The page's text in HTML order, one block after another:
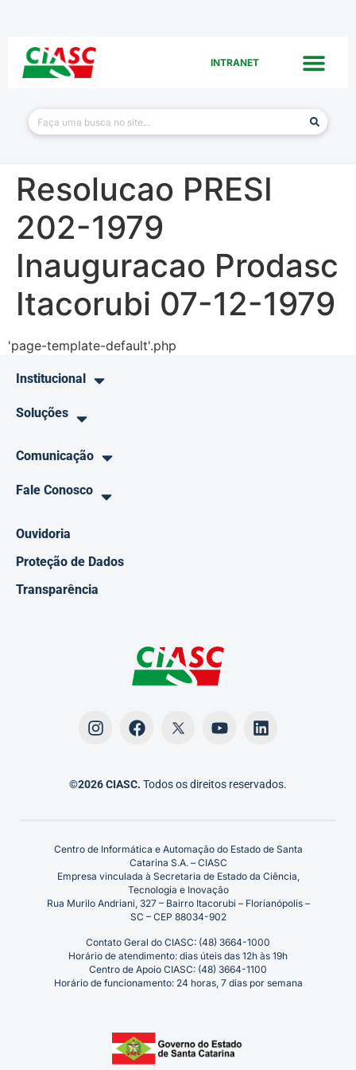
INTRANET
Resolucao PRESI
202-1979
Inauguracao Prodasc
Itacorubi 07-12-1979
'page-template-default'.php
Institucional
Soluções
Comunicação
Fale Conosco
Ouvidoria
Proteção de Dados
Transparência
©2026 CIASC. Todos os direitos reservados.
Centro de Informática e Automação do Estado de Santa
Catarina S.A. – CIASC
Empresa vinculada à Secretaria de Estado da Ciência,
Tecnologia e Inovação
Rua Murilo Andriani, 327 – Bairro Itacorubi – Florianópolis –
SC – CEP 88034-902
Contato Geral do CIASC: (48) 3664-1000
Horário de atendimento: dias úteis das 12h às 19h
Centro de Apoio CIASC: (48) 3664-1100
Horário de funcionamento: 24 horas, 7 dias por semana